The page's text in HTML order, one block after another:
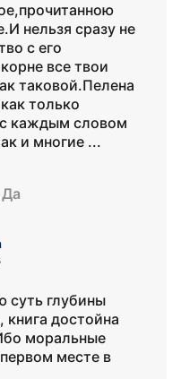
нельзя сразу не
с его
все твои
таковой.Пелена
только
каждым словом
и многие ...
Да
суть глубины
достойна
моральные
месте в